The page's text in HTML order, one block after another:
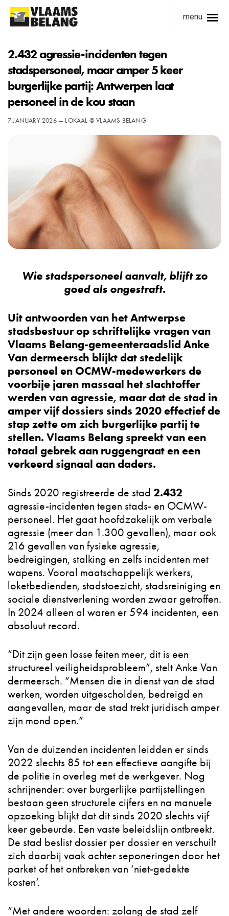
menu
2.432 agressie-incidenten tegen
stadspersoneel, maar amper 5 keer
burgerlijke partij: Antwerpen laat
personeel in de kou staan
7 JANUARY 2026 — LOKAAL @ VLAAMS BELANG
Wie stadspersoneel aanvalt, blijft zo
goed als ongestraft.
Uit antwoorden van het Antwerpse
stadsbestuur op schriftelijke vragen van
Vlaams Belang-gemeenteraadslid Anke
Van dermeersch blijkt dat stedelijk
personeel en OCMW-medewerkers de
voorbije jaren massaal het slachtoffer
werden van agressie, maar dat de stad in
amper vijf dossiers sinds 2020 effectief de
stap zette om zich burgerlijke partij te
stellen. Vlaams Belang spreekt van een
totaal gebrek aan ruggengraat en een
verkeerd signaal aan daders.
Sinds 2020 registreerde de stad 2.432
agressie-incidenten tegen stads- en OCMW-
personeel. Het gaat hoofdzakelijk om verbale
agressie (meer dan 1.300 gevallen), maar ook
216 gevallen van fysieke agressie,
bedreigingen, stalking en zelfs incidenten met
wapens. Vooral maatschappelijk werkers,
loketbedienden, stadstoezicht, stadsreiniging en
sociale dienstverlening worden zwaar getroffen.
In 2024 alleen al waren er 594 incidenten, een
absoluut record.
“Dit zijn geen losse feiten meer, dit is een
structureel veiligheidsprobleem”, stelt Anke Van
dermeersch. “Mensen die in dienst van de stad
werken, worden uitgescholden, bedreigd en
aangevallen, maar de stad trekt juridisch amper
zijn mond open.”
Van de duizenden incidenten leidden er sinds
2022 slechts 85 tot een effectieve aangifte bij
de politie in overleg met de werkgever. Nog
schrijnender: over burgerlijke partijstellingen
bestaan geen structurele cijfers en na manuele
opzoeking blijkt dat dit sinds 2020 slechts vijf
keer gebeurde. Een vaste beleidslijn ontbreekt.
De stad beslist dossier per dossier en verschuilt
zich daarbij vaak achter seponeringen door het
parket of het ontbreken van ‘niet-gedekte
kosten’.
“Met andere woorden: zolang de stad zelf